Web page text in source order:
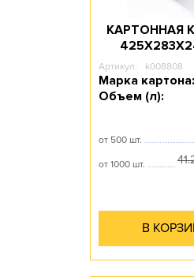
КАРТОННАЯ
Артикул: k008808
Марка картона:
Объем (л):
от 500 шт.
от 1000 шт.
В